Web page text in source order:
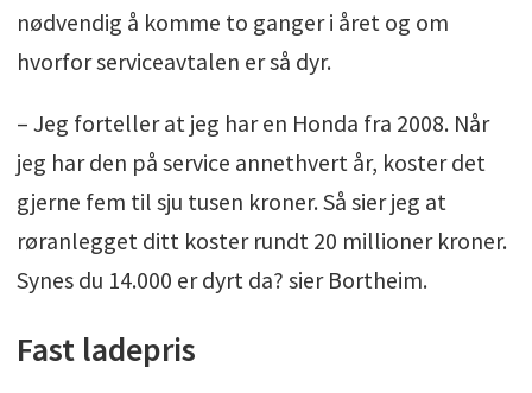
nødvendig å komme to ganger i året og om
hvorfor serviceavtalen er så dyr.
– Jeg forteller at jeg har en Honda fra 2008. Når
jeg har den på service annethvert år, koster det
gjerne fem til sju tusen kroner. Så sier jeg at
røranlegget ditt koster rundt 20 millioner kroner.
Synes du 14.000 er dyrt da? sier Bortheim.
Fast ladepris